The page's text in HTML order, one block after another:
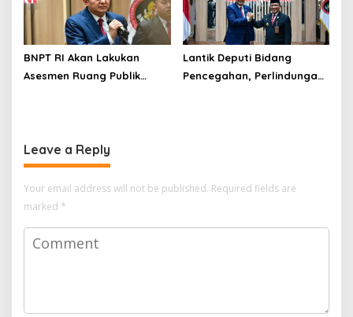
BNPT RI Akan Lakukan
Asesmen Ruang Publik
Lantik Deputi Bidang
Pencegahan, Perlindungan
Leave a Reply
Your email address will not be published. Required fields are
marked *